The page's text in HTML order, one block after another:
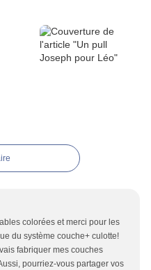
colorées et merci pour les
du système couche+ culotte!
fabriquer mes couches
pourriez-vous partager vos